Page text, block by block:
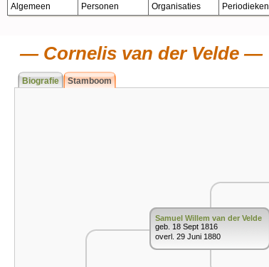
Algemeen Personen Organisaties Periodieken
Cornelis van der Velde
Biografie Stamboom
Samuel Willem van der Velde
geb. 18 Sept 1816
overl. 29 Juni 1880